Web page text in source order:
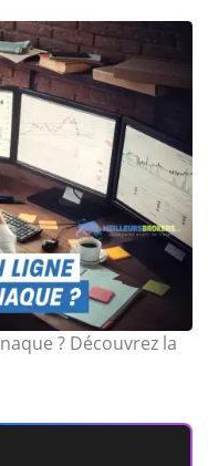
? Découvrez la